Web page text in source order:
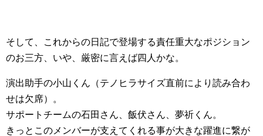
そして、これからの日記で登場する責任重大なポジション
のお三方、いや、厳密に言えば四人かな。
演出助手の小山くん（テノヒラサイズ直前により読み合わ
せは欠席）。
サポートチームの石田さん、飯伏さん、夢祈くん。
きっとこのメンバーが支えてくれる事が大きな躍進に繋が